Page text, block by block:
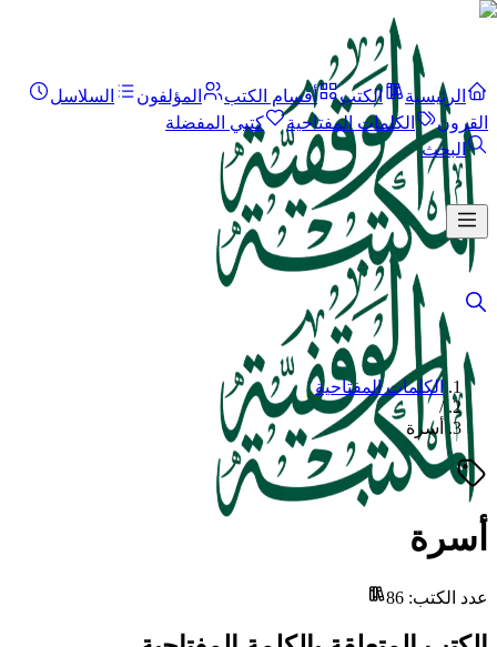
الرئيسية الكتب أقسام الكتب المؤلفون
السلاسل
القرون
الكلمات المفتاحية
كتبي المفضلة
البحث
الكلمات المفتاحية
/
أسرة
أسرة
عدد الكتب:
86